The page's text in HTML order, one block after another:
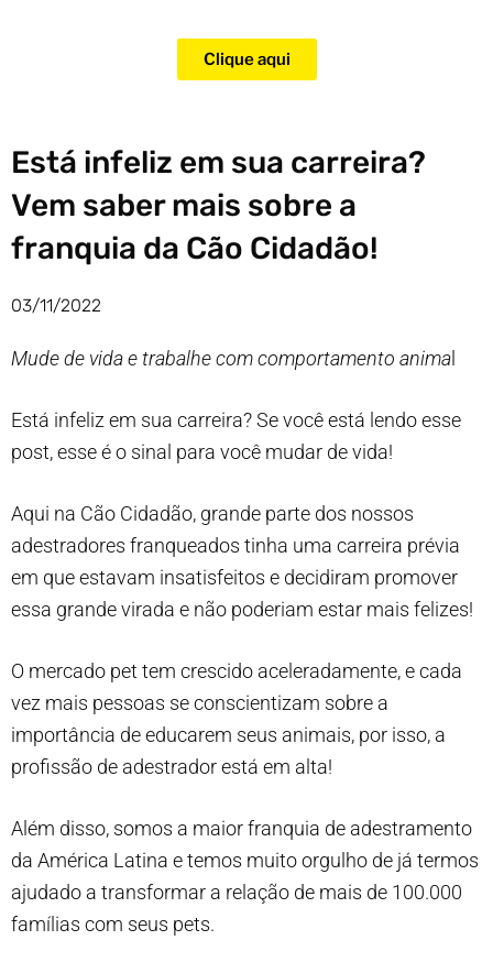
Clique aqui
Está infeliz em sua carreira?
Vem saber mais sobre a
franquia da Cão Cidadão!
03/11/2022
Mude de vida e trabalhe com comportamento anima
Está infeliz em sua carreira? Se você está lendo esse
post, esse é o sinal para você mudar de vida!
Aqui na Cão Cidadão, grande parte dos nossos
adestradores franqueados tinha uma carreira prévia
em que estavam insatisfeitos e decidiram promover
essa grande virada e não poderiam estar mais felizes!
O mercado pet tem crescido aceleradamente, e cada
vez mais pessoas se conscientizam sobre a
importância de educarem seus animais, por isso, a
profissão de adestrador está em alta!
Além disso, somos a maior franquia de adestramento
da América Latina e temos muito orgulho de já termos
ajudado a transformar a relação de mais de 100.000
famílias com seus pets.